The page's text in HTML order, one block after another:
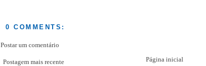
0 COMMENTS:
Postar um comentário
Postagem mais recente Página inicial